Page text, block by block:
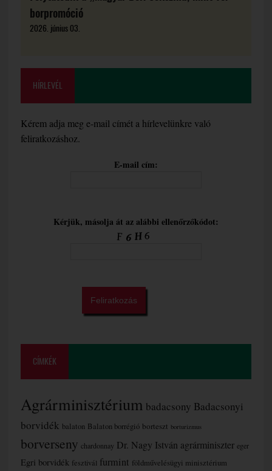
borpromóció
2026. június 03.
HÍRLEVÉL
Kérem adja meg e-mail címét a hírlevelünkre való
feliratkozáshoz.
E-mail cím:
Kérjük, másolja át az alábbi ellenőrzőkódot:
CÍMKÉK
Agrárminisztérium badacsony Badacsonyi
borvidék balaton Balaton borrégió borteszt borturizmus
borverseny chardonnay Dr. Nagy István agrárminiszter eger
Egri borvidék fesztivál furmint földművelésügyi minisztérium